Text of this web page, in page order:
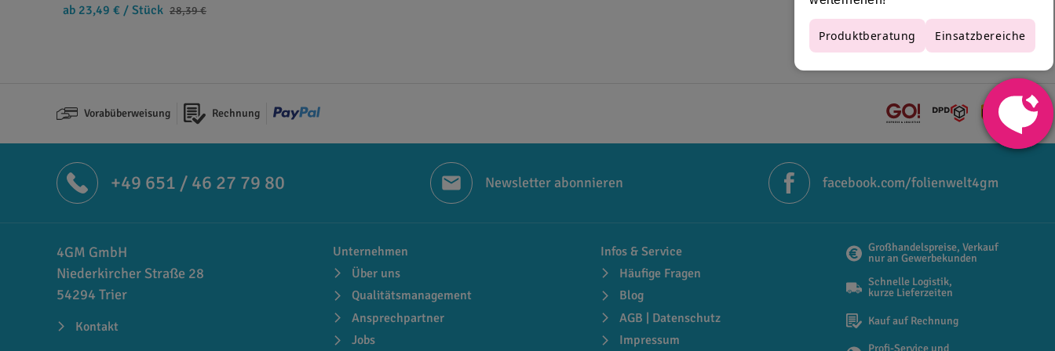
ab 23,49 € / Stück 28,39 €
Vorabüberweisung Rechnung
+49 651 / 46 27 79 80 Newsletter abonnieren facebook.com/folienwelt4gm
4GM GmbH
Niederkircher Straße 28
54294 Trier
Kontakt
Unternehmen
Über uns
Qualitätsmanagement
Ansprechpartner
Jobs
Infos & Service
Häufige Fragen
Blog
AGB | Datenschutz
Impressum
Großhandelspreise, Verkauf
nur an Gewerbekunden
Schnelle Logistik,
kurze Lieferzeiten
Kauf auf Rechnung
Profi-Service und